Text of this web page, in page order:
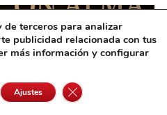
de terceros para analizar
publicidad relacionada con tus
más información y configurar
Ajustes Cerrar el banner de